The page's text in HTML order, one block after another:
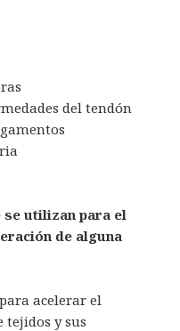
del tendón
se utilizan para el
de alguna
acelerar el
tejidos y sus